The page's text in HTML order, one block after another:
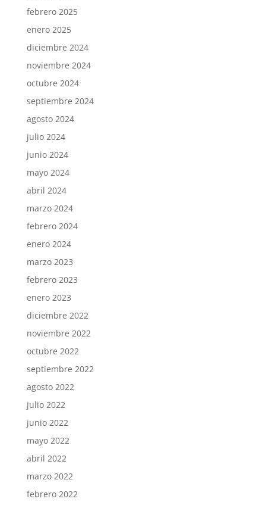
febrero 2025
enero 2025
diciembre 2024
noviembre 2024
octubre 2024
septiembre 2024
agosto 2024
julio 2024
junio 2024
mayo 2024
abril 2024
marzo 2024
febrero 2024
enero 2024
marzo 2023
febrero 2023
enero 2023
diciembre 2022
noviembre 2022
octubre 2022
septiembre 2022
agosto 2022
julio 2022
junio 2022
mayo 2022
abril 2022
marzo 2022
febrero 2022